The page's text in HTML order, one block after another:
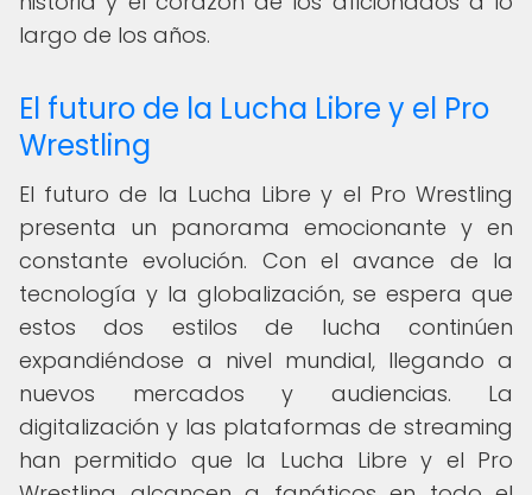
largo de los años.
El futuro de la Lucha Libre y el Pro
Wrestling
El futuro de la Lucha Libre y el Pro Wrestling
presenta un panorama emocionante y en
constante evolución. Con el avance de la
tecnología y la globalización, se espera que
estos dos estilos de lucha continúen
expandiéndose a nivel mundial, llegando a
nuevos mercados y audiencias. La
digitalización y las plataformas de streaming
han permitido que la Lucha Libre y el Pro